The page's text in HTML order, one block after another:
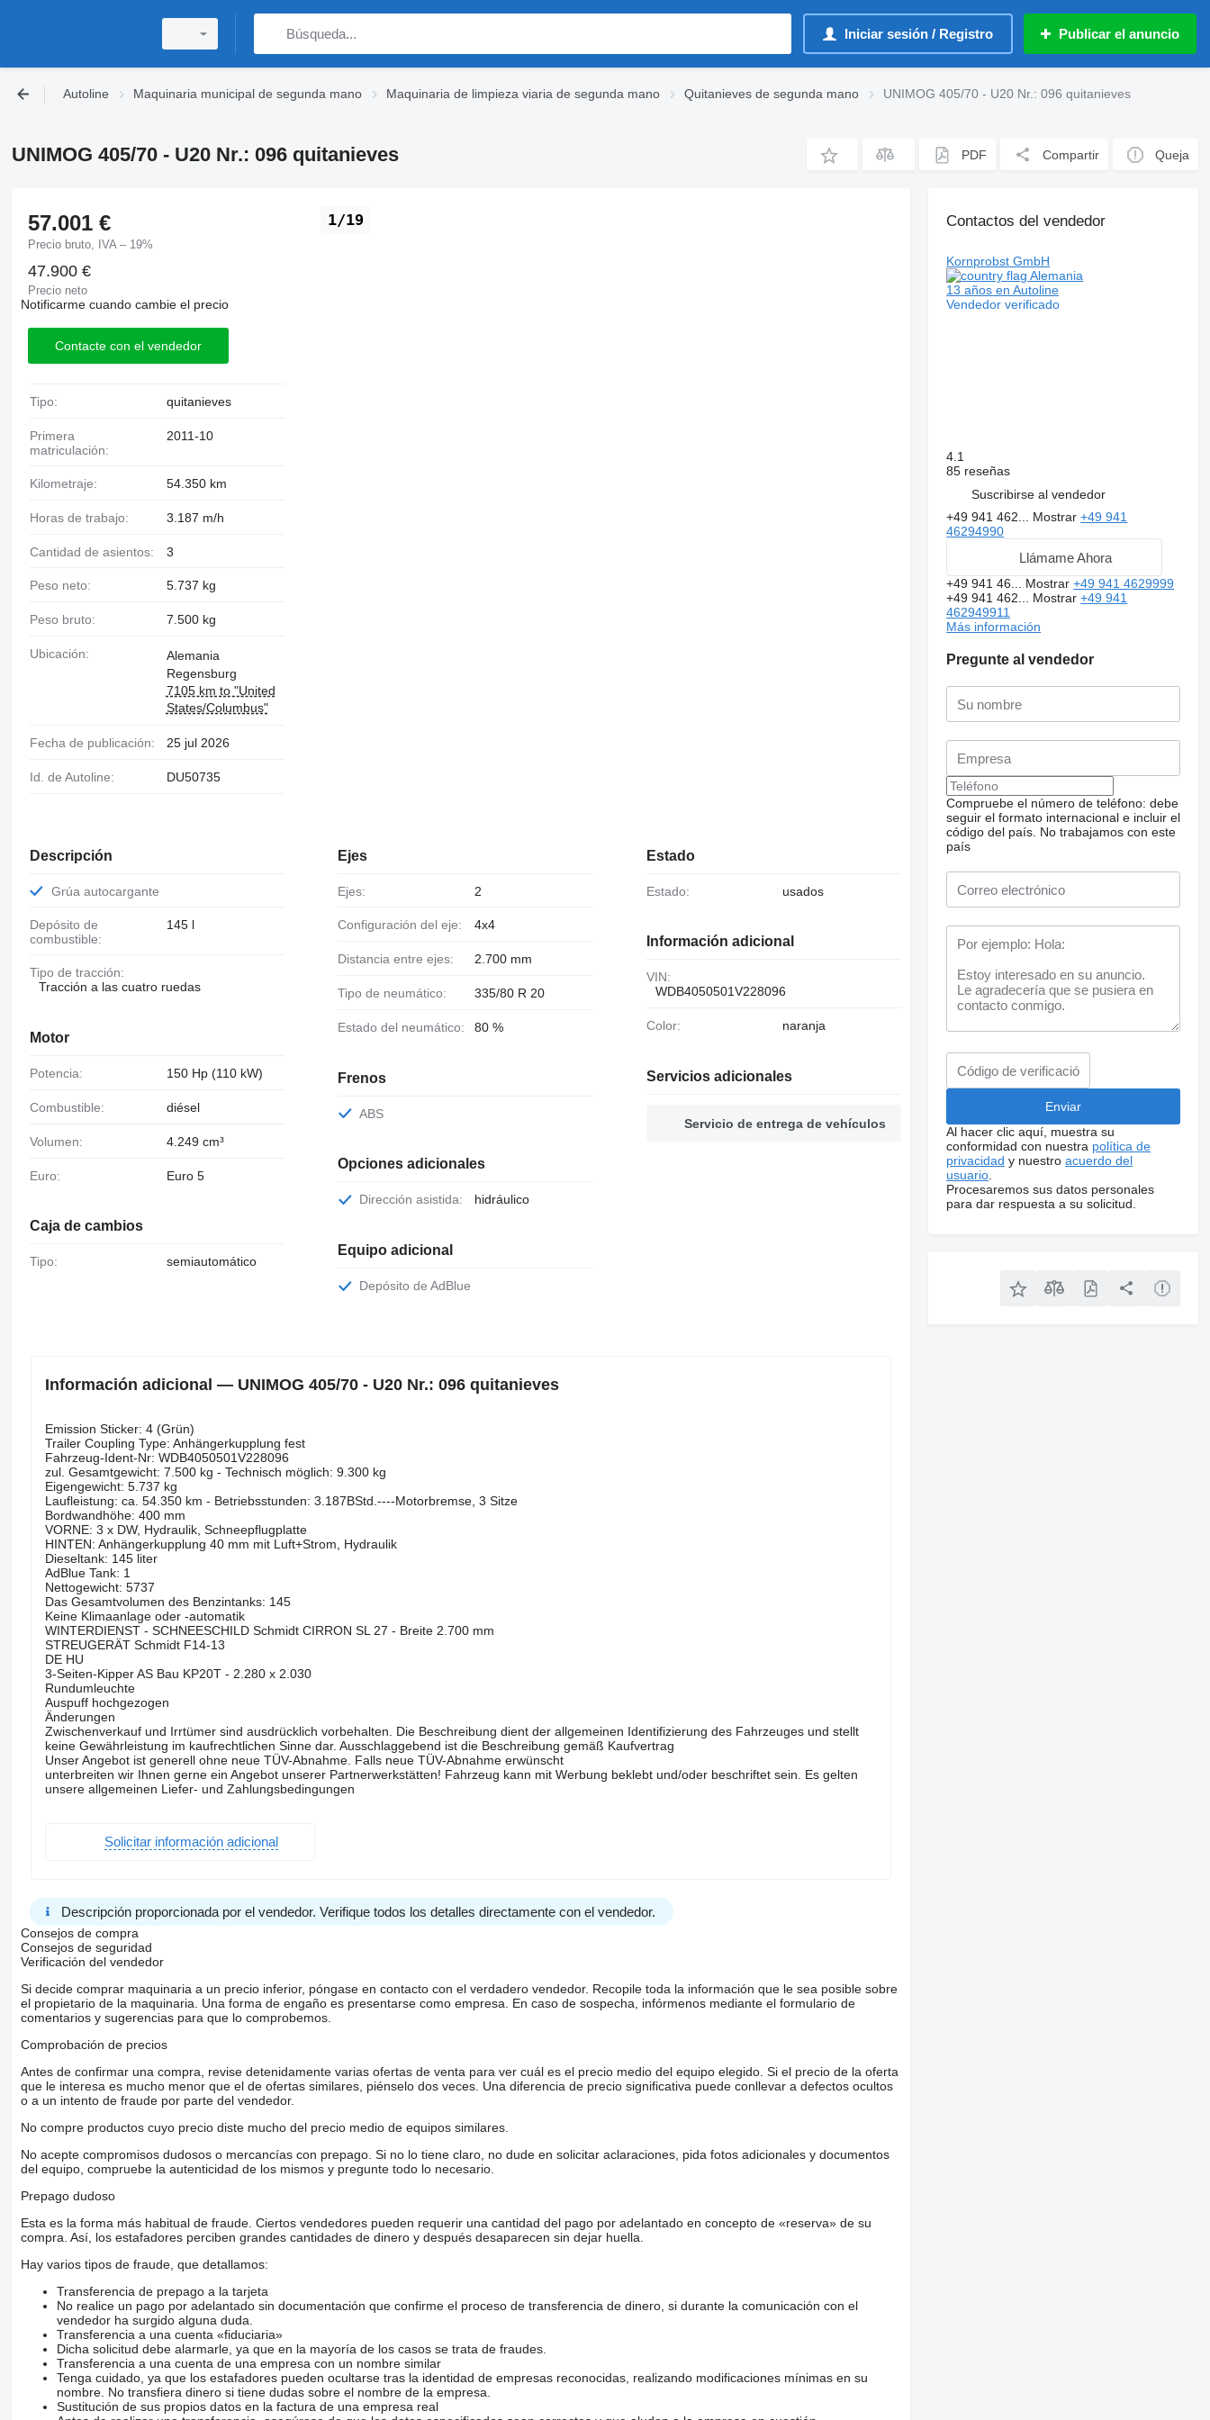
Iniciar sesión / Registro Publicar el anuncio
Autoline Maquinaria municipal de segunda mano Maquinaria de limpieza viaria de segunda mano Quitanieves de segunda mano UNIMOG 405/70 - U20 Nr.: 096 quitanieves
UNIMOG 405/70 - U20 Nr.: 096 quitanieves PDF Compartir Queja
1/19
57.001 €
Precio bruto, IVA – 19%
47.900 €
Precio neto
Notificarme cuando cambie el precio
Contacte con el vendedor
Tipo: quitanieves
Primera
matriculación:
2011-10
Kilometraje: 54.350 km
Horas de trabajo: 3.187 m/h
Cantidad de asientos: 3
Peso neto: 5.737 kg
Peso bruto: 7.500 kg
Ubicación:
Alemania
Regensburg
7105 km to "United
States/Columbus"
Fecha de publicación: 25 jul 2026
Id. de Autoline: DU50735
Descripción
Grúa autocargante
Depósito de
combustible:
145 l
Tipo de tracción:
Tracción a las cuatro ruedas
Motor
Potencia: 150 Hp (110 kW)
Combustible: diésel
Volumen: 4.249 cm³
Euro: Euro 5
Caja de cambios
Tipo: semiautomático
Ejes
Ejes: 2
Configuración del eje: 4x4
Distancia entre ejes: 2.700 mm
Tipo de neumático: 335/80 R 20
Estado del neumático: 80 %
Frenos
ABS
Opciones adicionales
Dirección asistida: hidráulico
Equipo adicional
Depósito de AdBlue
Estado
Estado: usados
Información adicional
VIN:
WDB4050501V228096
Color: naranja
Servicios adicionales
Servicio de entrega de vehículos
Información adicional — UNIMOG 405/70 - U20 Nr.: 096 quitanieves
Emission Sticker: 4 (Grün)
Trailer Coupling Type: Anhängerkupplung fest
Fahrzeug-Ident-Nr: WDB4050501V228096
zul. Gesamtgewicht: 7.500 kg - Technisch möglich: 9.300 kg
Eigengewicht: 5.737 kg
Laufleistung: ca. 54.350 km - Betriebsstunden: 3.187BStd.----Motorbremse, 3 Sitze
Bordwandhöhe: 400 mm
VORNE: 3 x DW, Hydraulik, Schneepflugplatte
HINTEN: Anhängerkupplung 40 mm mit Luft+Strom, Hydraulik
Dieseltank: 145 liter
AdBlue Tank: 1
Nettogewicht: 5737
Das Gesamtvolumen des Benzintanks: 145
Keine Klimaanlage oder -automatik
WINTERDIENST - SCHNEESCHILD Schmidt CIRRON SL 27 - Breite 2.700 mm
STREUGERÄT Schmidt F14-13
DE HU
3-Seiten-Kipper AS Bau KP20T - 2.280 x 2.030
Rundumleuchte
Auspuff hochgezogen
Änderungen
Zwischenverkauf und Irrtümer sind ausdrücklich vorbehalten. Die Beschreibung dient der allgemeinen Identifizierung des Fahrzeuges und stellt
keine Gewährleistung im kaufrechtlichen Sinne dar. Ausschlaggebend ist die Beschreibung gemäß Kaufvertrag
Unser Angebot ist generell ohne neue TÜV-Abnahme. Falls neue TÜV-Abnahme erwünscht
unterbreiten wir Ihnen gerne ein Angebot unserer Partnerwerkstätten! Fahrzeug kann mit Werbung beklebt und/oder beschriftet sein. Es gelten
unsere allgemeinen Liefer- und Zahlungsbedingungen
Solicitar información adicional
Descripción proporcionada por el vendedor. Verifique todos los detalles directamente con el vendedor.
Consejos de compra
Consejos de seguridad
Verificación del vendedor
Si decide comprar maquinaria a un precio inferior, póngase en contacto con el verdadero vendedor. Recopile toda la información que le sea posible sobre
el propietario de la maquinaria. Una forma de engaño es presentarse como empresa. En caso de sospecha, infórmenos mediante el formulario de
comentarios y sugerencias para que lo comprobemos.
Comprobación de precios
Antes de confirmar una compra, revise detenidamente varias ofertas de venta para ver cuál es el precio medio del equipo elegido. Si el precio de la oferta
que le interesa es mucho menor que el de ofertas similares, piénselo dos veces. Una diferencia de precio significativa puede conllevar a defectos ocultos
o a un intento de fraude por parte del vendedor.
No compre productos cuyo precio diste mucho del precio medio de equipos similares.
No acepte compromisos dudosos o mercancías con prepago. Si no lo tiene claro, no dude en solicitar aclaraciones, pida fotos adicionales y documentos
del equipo, compruebe la autenticidad de los mismos y pregunte todo lo necesario.
Prepago dudoso
Esta es la forma más habitual de fraude. Ciertos vendedores pueden requerir una cantidad del pago por adelantado en concepto de «reserva» de su
compra. Así, los estafadores perciben grandes cantidades de dinero y después desaparecen sin dejar huella.
Hay varios tipos de fraude, que detallamos:
Transferencia de prepago a la tarjeta
No realice un pago por adelantado sin documentación que confirme el proceso de transferencia de dinero, si durante la comunicación con el
vendedor ha surgido alguna duda.
Transferencia a una cuenta «fiduciaria»
Dicha solicitud debe alarmarle, ya que en la mayoría de los casos se trata de fraudes.
Transferencia a una cuenta de una empresa con un nombre similar
Tenga cuidado, ya que los estafadores pueden ocultarse tras la identidad de empresas reconocidas, realizando modificaciones mínimas en su
nombre. No transfiera dinero si tiene dudas sobre el nombre de la empresa.
Sustitución de sus propios datos en la factura de una empresa real
Contactos del vendedor
Kornprobst GmbH
Alemania
13 años en Autoline
Vendedor verificado
4.1
85 reseñas
Suscribirse al vendedor
+49 941 462... Mostrar+49 941
46294990
Llámame Ahora
+49 941 46... Mostrar+49 941 4629999
+49 941 462... Mostrar+49 941
462949911
Más información
Pregunte al vendedor
Compruebe el número de teléfono: debe
seguir el formato internacional e incluir el
código del país. No trabajamos con este
país
Al hacer clic aquí, muestra su
conformidad con nuestra política de
privacidad y nuestroacuerdo del
usuario
Procesaremos sus datos personales
para dar respuesta a su solicitud.